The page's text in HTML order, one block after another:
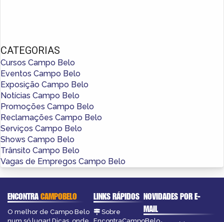
CATEGORIAS
Cursos Campo Belo
Eventos Campo Belo
Exposição Campo Belo
Notícias Campo Belo
Promoções Campo Belo
Reclamações Campo Belo
Serviços Campo Belo
Shows Campo Belo
Trânsito Campo Belo
Vagas de Empregos Campo Belo
ENCONTRACAMPOBELO
O melhor de Campo Belo
LINKS RÁPIDOS
Sobre
NOVIDADES POR E-
MAIL